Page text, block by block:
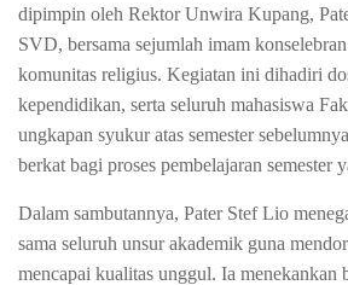
dipimpin oleh Rektor Unwira Kupang,
SVD, bersama sejumlah imam
komunitas religius. Kegiatan ini dihadiri
kependidikan, serta seluruh mahasiswa
ungkapan syukur atas semester
berkat bagi proses pembelajaran semester
Dalam sambutannya, Pater Stef Lio
sama seluruh unsur akademik guna
mencapai kualitas unggul. Ia menekankan